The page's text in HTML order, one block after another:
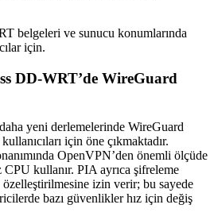
belgeleri ve sunucu konumlarında
için.
DD-WRT’de WireGuard
yeni derlemelerinde WireGuard
için öne çıkmaktadır.
OpenVPN’den önemli ölçüde
CPU kullanır. PIA ayrıca şifreleme
izin verir; bu sayede
bazı güvenlikler hız için değiş